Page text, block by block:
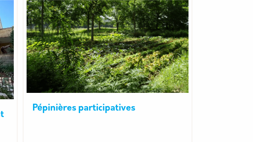
Pépinières participatives